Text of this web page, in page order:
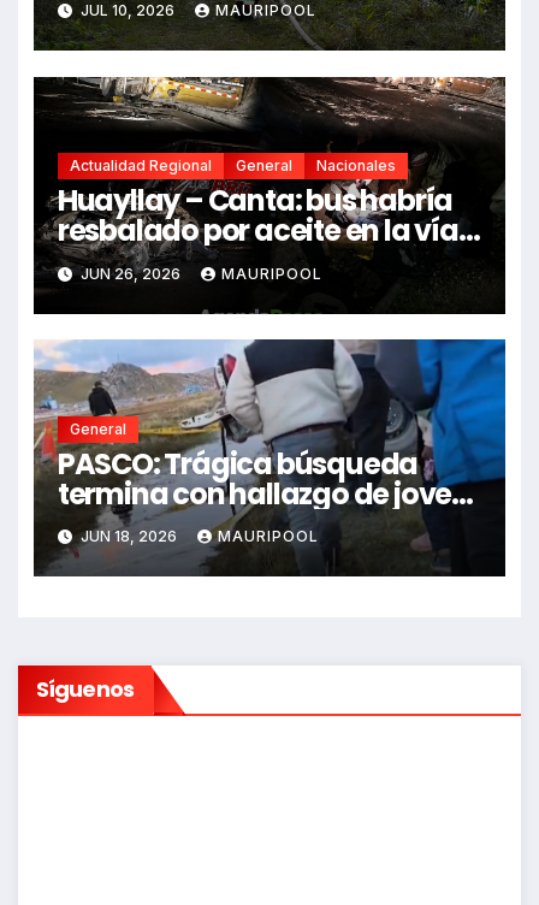
JUL 10, 2026 MAURIPOOL
Actualidad Regional General Nacionales
Huayllay – Canta: bus habría
resbalado por aceite en la vía e
impactó auto siniestrado
dejando dos fallecidos
JUN 26, 2026 MAURIPOOL
General
PASCO: Trágica búsqueda
termina con hallazgo de joven
sin vida en Rancas
JUN 18, 2026 MAURIPOOL
Síguenos